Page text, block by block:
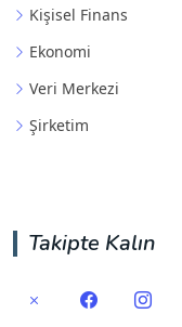
Kişisel Finans
Ekonomi
Veri Merkezi
Şirketim
Takipte Kalın